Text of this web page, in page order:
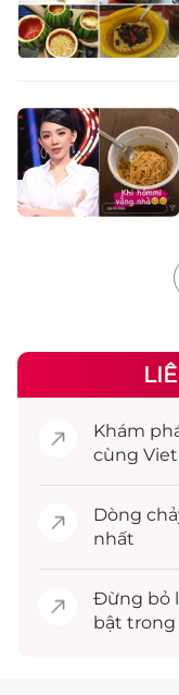
Khám
cùng
Dòng
nhất
Đừng bỏ
bật trong